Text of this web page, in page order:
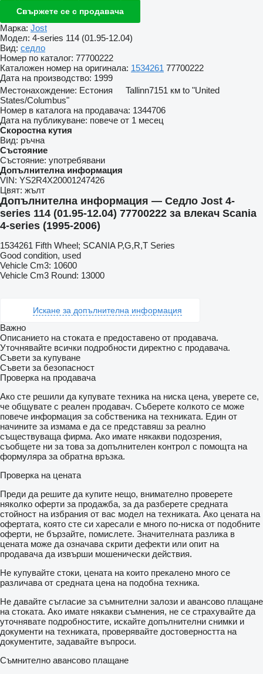
Свържете се с продавача
Марка: Jost
Модел: 4-series 114 (01.95-12.04)
Вид: седло
Номер по каталог: 77700222
Каталожен номер на оригинала: 1534261 77700222
Дата на производство: 1999
Местонахождение: Естония Tallinn7151 км to "United
States/Columbus"
Номер в каталога на продавача: 1344706
Дата на публикуване: повече от 1 месец
Скоростна кутия
Вид: ръчна
Състояние
Състояние: употребявани
Допълнителна информация
VIN: YS2R4X20001247426
Цвят: жълт
Допълнителна информация — Седло Jost 4-
series 114 (01.95-12.04) 77700222 за влекач Scania
4-series (1995-2006)
1534261 Fifth Wheel; SCANIA P,G,R,T Series
Good condition, used
Vehicle Cm3: 10600
Vehicle Cm3 Round: 13000
Искане за допълнителна информация
Важно
Описанието на стоката е предоставено от продавача.
Уточнявайте всички подробности директно с продавача.
Съвети за купуване
Съвети за безопасност
Проверка на продавача
Ако сте решили да купувате техника на ниска цена, уверете се,
че общувате с реален продавач. Съберете колкото се може
повече информация за собственика на техниката. Един от
начините за измама е да се представяш за реално
съществуваща фирма. Ако имате някакви подозрения,
съобщете ни за това за допълнителен контрол с помощта на
формуляра за обратна връзка.
Проверка на цената
Преди да решите да купите нещо, внимателно проверете
няколко оферти за продажба, за да разберете средната
стойност на избрания от вас модел на техниката. Ако цената на
офертата, която сте си харесали е много по-ниска от подобните
оферти, не бързайте, помислете. Значителната разлика в
цената може да означава скрити дефекти или опит на
продавача да извърши мошенически действия.
Не купувайте стоки, цената на които прекалено много се
различава от средната цена на подобна техника.
Не давайте съгласие за съмнителни залози и авансово плащане
на стоката. Ако имате някакви съмнения, не се страхувайте да
уточнявате подробностите, искайте допълнителни снимки и
документи на техниката, проверявайте достоверността на
документите, задавайте въпроси.
Съмнително авансово плащане